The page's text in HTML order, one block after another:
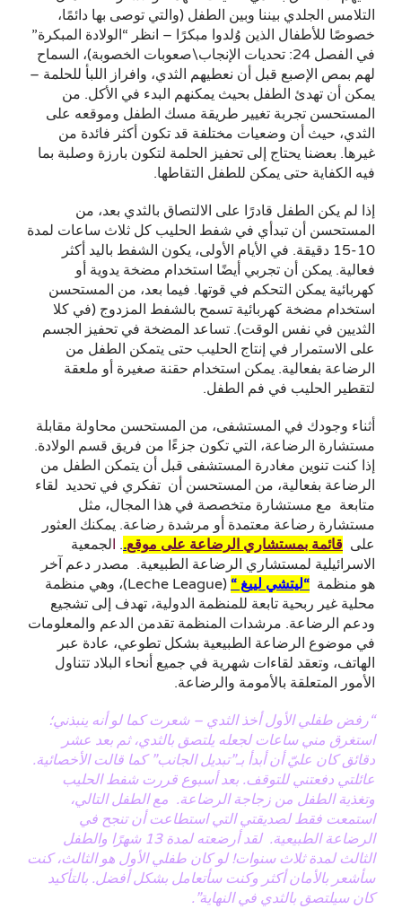
التلامس الجلدي بيننا وبين الطفل (والتي توصى بها دائمًا،
خصوصًا للأطفال الذين وُلدوا مبكرًا – انظر “الولادة المبكرة”
في الفصل 24: تحديات الإنجاب\صعوبات الخصوبة)، السماح
لهم بمص الإصبع قبل أن نعطيهم الثدي، وافراز اللبأ للحلمة –
يمكن أن تهدئ الطفل بحيث يمكنهم البدء في الأكل. من
المستحسن تجربة تغيير طريقة مسك الطفل وموقعه على
الثدي، حيث أن وضعيات مختلفة قد تكون أكثر فائدة من
غيرها. بعضنا يحتاج إلى تحفيز الحلمة لتكون بارزة وصلبة بما
فيه الكفاية حتى يمكن للطفل التقاطها.
إذا لم يكن الطفل قادرًا على الالتصاق بالثدي بعد، من
المستحسن أن تبدأي في شفط الحليب كل ثلاث ساعات لمدة
10-15 دقيقة. في الأيام الأولى، يكون الشفط باليد أكثر
فعالية. يمكن أن تجربي أيضًا استخدام مضخة يدوية أو
كهربائية يمكن التحكم في قوتها. فيما بعد، من المستحسن
استخدام مضخة كهربائية تسمح بالشفط المزدوج (في كلا
الثديين في نفس الوقت). تساعد المضخة في تحفيز الجسم
على الاستمرار في إنتاج الحليب حتى يتمكن الطفل من
الرضاعة بفعالية. يمكن استخدام حقنة صغيرة أو ملعقة
لتقطير الحليب في فم الطفل.
أثناء وجودك في المستشفى، من المستحسن محاولة مقابلة
مستشارة الرضاعة، التي تكون جزءًا من فريق قسم الولادة.
إذا كنت تنوين مغادرة المستشفى قبل أن يتمكن الطفل من
الرضاعة بفعالية، من المستحسن أن تفكري في تحديد لقاء
متابعة مع مستشارة متخصصة في هذا المجال، مثل
مستشارة رضاعة معتمدة أو مرشدة رضاعة. يمكنك العثور
على قائمة بمستشاري الرضاعة على موقع.
. الجمعية
الاسرائيلية لمستشاري الرضاعة الطبيعية. مصدر دعم آخر
هو منظمة “ليتشي لييغ “
(Leche League)، وهي منظمة
محلية غير ربحية تابعة للمنظمة الدولية، تهدف إلى تشجيع
ودعم الرضاعة. مرشدات المنظمة تقدمن الدعم والمعلومات
في موضوع الرضاعة الطبيعية بشكل تطوعي، عادة عبر
الهاتف، وتعقد لقاءات شهرية في جميع أنحاء البلاد تتناول
الأمور المتعلقة بالأمومة والرضاعة.
“رفض طفلي الأول أخذ الثدي – شعرت كما لو أنه ينبذني؛
استغرق مني ساعات لجعله يلتصق بالثدي، ثم بعد عشر
دقائق كان عليّ أن أبدأ بـ”تبديل الجانب” كما قالت الأخصائية.
عائلتي دفعتني للتوقف. بعد أسبوع قررت شفط الحليب
وتغذية الطفل من زجاجة الرضاعة. مع الطفل التالي،
استمعت فقط لصديقتي التي استطاعت أن تنجح في
الرضاعة الطبيعية. لقد أرضعته لمدة 13 شهرًا والطفل
الثالث لمدة ثلاث سنوات! لو كان طفلي الأول هو الثالث، كنت
سأشعر بالأمان أكثر وكنت سأتعامل بشكل أفضل. بالتأكيد
كان سيلتصق بالثدي في النهاية”.